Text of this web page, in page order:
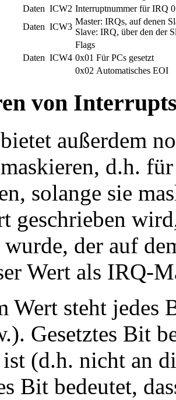
Daten ICW2 Interruptnummer für IRQ
Daten ICW3
Master: IRQs, auf denen
Slave: IRQ, über den der
Daten ICW4
Flags
0x01 Für PCs gesetzt
0x02 Automatisches EOI
von
außerdem
d.h.
solange sie
geschrieben
wurde, der auf
Wert als IRQ-
Wert steht
Gesetztes Bit
(d.h. nicht an
Bit bedeutet,